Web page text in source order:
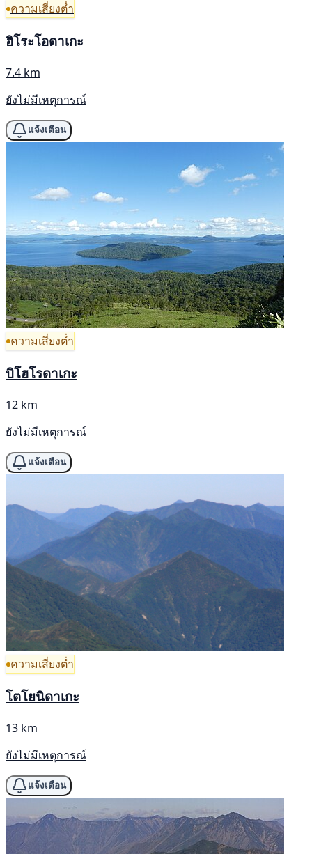
ความเสี่ยงต่ำ
ฮิโระโอดาเกะ
7.4 km
ยังไม่มีเหตุการณ์
แจ้งเตือน
ความเสี่ยงต่ำ
บิโฮโรดาเกะ
12 km
ยังไม่มีเหตุการณ์
แจ้งเตือน
ความเสี่ยงต่ำ
โตโยนิดาเกะ
13 km
ยังไม่มีเหตุการณ์
แจ้งเตือน